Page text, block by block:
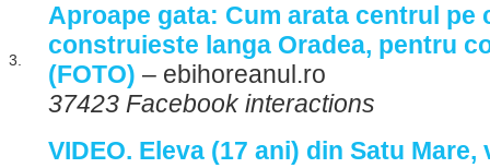
3.
Aproape gata: Cum arata centrul pe
construieste langa Oradea, pentru
(FOTO) – ebihoreanul.ro
37423 Facebook interactions
VIDEO. Eleva (17 ani) din Satu